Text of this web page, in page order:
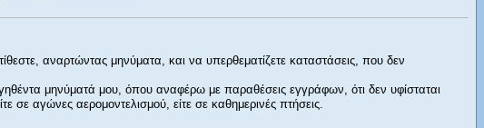
αναρτώντας μηνύματα, και να υπερθεματίζετε καταστάσεις, που δεν
μηνύματά μου, όπου αναφέρω με παραθέσεις εγγράφων, ότι δεν υφίσταται
σε αγώνες αερομοντελισμού, είτε σε καθημερινές πτήσεις.